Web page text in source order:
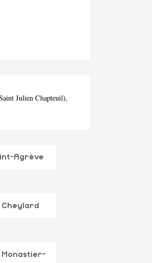
Julien Chapteuil),
Agrève
Cheylard
Monastier-